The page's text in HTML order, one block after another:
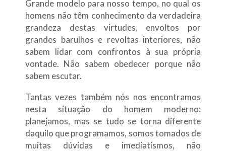
Grande modelo para nosso tempo, no qual os
homens não têm conhecimento da verdadeira
grandeza destas virtudes, envoltos por
grandes barulhos e revoltas interiores, não
sabem lidar com confrontos à sua própria
vontade. Não sabem obedecer porque não
sabem escutar.
Tantas vezes também nós nos encontramos
nesta situação do homem moderno:
planejamos, mas se tudo se torna diferente
daquilo que programamos, somos tomados de
muitas dúvidas e imediatismos, não